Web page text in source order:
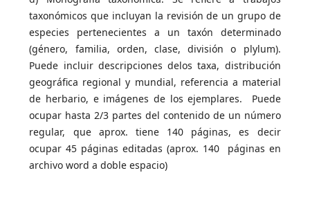
taxonómicos que incluyan la revisión de un grupo de
especies pertenecientes a un taxón determinado
(género, familia, orden, clase, división o plylum).
Puede incluir descripciones delos taxa, distribución
geográfica regional y mundial, referencia a material
de herbario, e imágenes de los ejemplares. Puede
ocupar hasta 2/3 partes del contenido de un número
regular, que aprox. tiene 140 páginas, es decir
ocupar 45 páginas editadas (aprox. 140 páginas en
archivo word a doble espacio)